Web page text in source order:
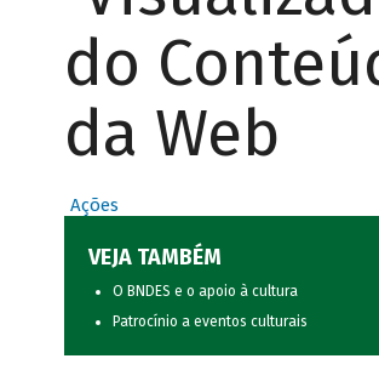
do
da Web
Ações
VEJA TAMBÉM
O BNDES e o apoio à cultura
Patrocínio a eventos culturais